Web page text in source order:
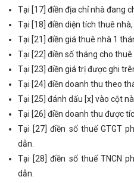
Tại [17] điền địa chỉ nhà đang
Tại [18] điền diện tích thuê
Tại [21] điền giá thuê nhà 1
Tại [22] điền số tháng cho
Tại [23] điền giá trị được ghi
Tại [24] điền doanh thu theo
Tại [25] đánh dấu [x] vào cột
Tại [26] điền doanh thu được
Tại [27] điền số thuế GTGT
dẫn.
Tại [28] điền số thuế TNCN
dẫn.